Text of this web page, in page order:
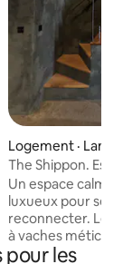
de 4,97 sur 5,
Logement ·
The Shippon.
dans le sud du
Un espace
luxueux pour se
reconnecter. Le
à vaches
avec des sols en
les